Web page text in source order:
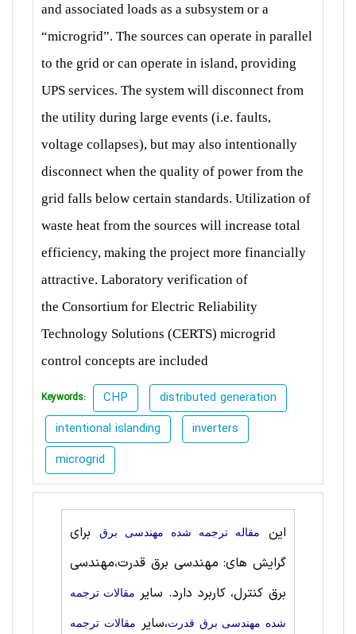
and associated loads as a subsystem or a
“microgrid”. The sources can operate in parallel
to the grid or can operate in island, providing
UPS services. The system will disconnect from
the utility during large events (i.e. faults,
voltage collapses), but may also intentionally
disconnect when the quality of power from the
grid falls below certain standards. Utilization of
waste heat from the sources will increase total
efficiency, making the project more financially
attractive. Laboratory verification of
the Consortium for Electric Reliability
Technology Solutions (CERTS) microgrid
control concepts are included
Keywords: CHP
distributed generation
intentional islanding
inverters
microgrid
این مقاله ترجمه شده مهندسی برق
برای
گرایش های: مهندسی برق قدرت،مهندسی
برق کنترل، کاربرد دارد. سایر مقالات ترجمه
شده مهندسی برق قدرت،سایر مقالات ترجمه